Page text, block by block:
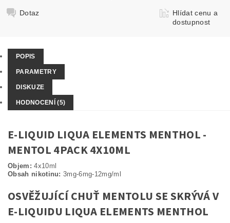
Dotaz
Hlídat cenu a
dostupnost
POPIS
PARAMETRY
DISKUZE
HODNOCENÍ (5)
E-LIQUID LIQUA ELEMENTS MENTHOL -
MENTOL 4PACK 4X10ML
Objem: 4x10ml
Obsah nikotinu: 3mg-6mg-12mg/ml
OSVĚŽUJÍCÍ CHUŤ MENTOLU SE SKRÝVÁ V
E-LIQUIDU LIQUA ELEMENTS MENTHOL